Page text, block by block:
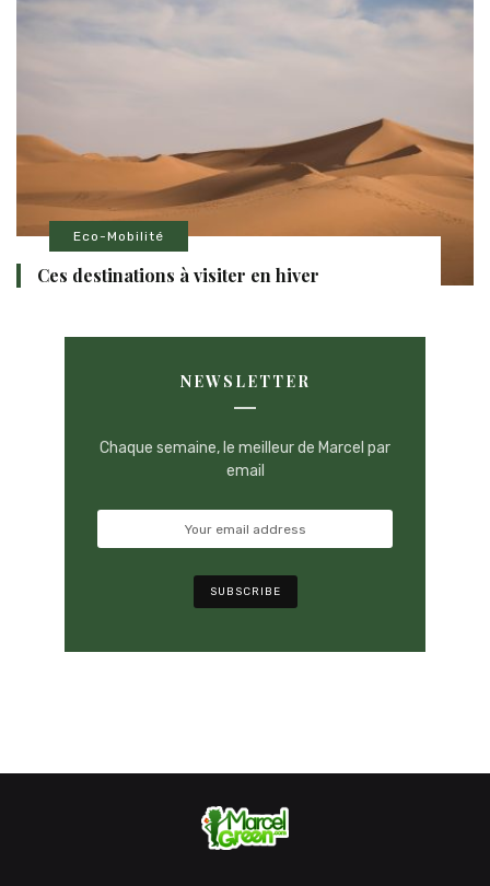
Eco-Mobilité
Ces destinations à visiter en hiver
NEWSLETTER
Chaque semaine, le meilleur de Marcel par
email